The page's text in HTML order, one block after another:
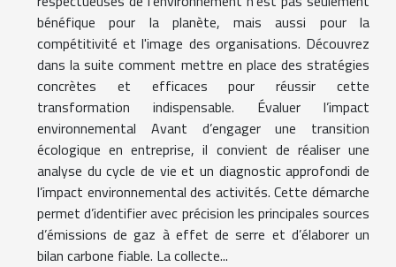
bénéfique pour la planète, mais aussi pour la
compétitivité et l'image des organisations. Découvrez
dans la suite comment mettre en place des stratégies
concrètes et efficaces pour réussir cette
transformation indispensable. Évaluer l’impact
environnemental Avant d’engager une transition
écologique en entreprise, il convient de réaliser une
analyse du cycle de vie et un diagnostic approfondi de
l’impact environnemental des activités. Cette démarche
permet d’identifier avec précision les principales sources
d’émissions de gaz à effet de serre et d’élaborer un
bilan carbone fiable. La collecte...